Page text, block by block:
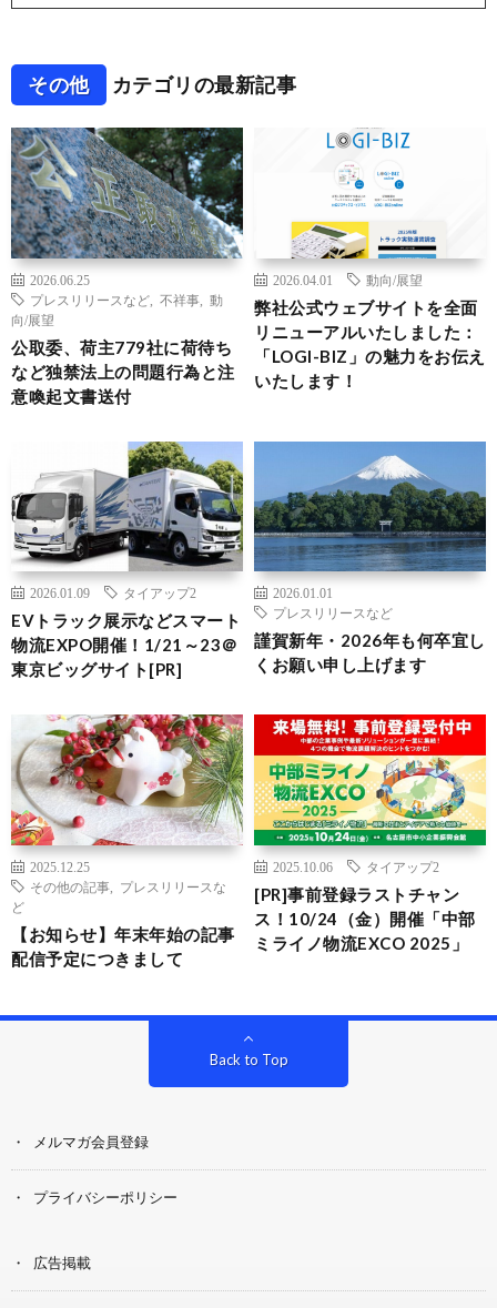
その他 カテゴリの最新記事
2026.06.25
プレスリリースなど
不祥事
動
向/展望
公取委、荷主779社に荷待ち
など独禁法上の問題行為と注
意喚起文書送付
2026.04.01 動向/展望
弊社公式ウェブサイトを全面
リニューアルいたしました：
「LOGI-BIZ」の魅力をお伝え
いたします！
2026.01.09 タイアップ2
EVトラック展示などスマート
物流EXPO開催！1/21～23＠
東京ビッグサイト[PR]
2026.01.01
プレスリリースなど
謹賀新年・2026年も何卒宜し
くお願い申し上げます
2025.12.25
その他の記事
プレスリリースな
ど
【お知らせ】年末年始の記事
配信予定につきまして
2025.10.06 タイアップ2
[PR]事前登録ラストチャン
ス！10/24（金）開催「中部
ミライノ物流EXCO 2025」
Back to Top
メルマガ会員登録
プライバシーポリシー
広告掲載